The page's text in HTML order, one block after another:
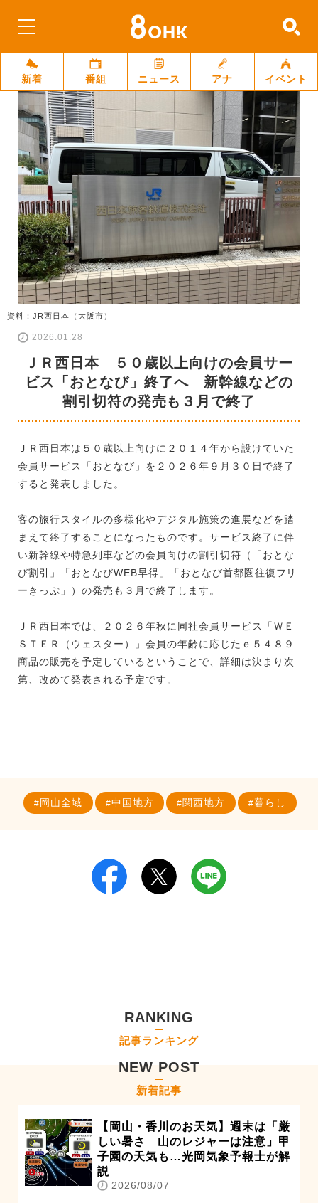
新着 番組 ニュース アナ イベント
資料：JR西日本（大阪市）
2026.01.28
ＪＲ西日本 ５０歳以上向けの会員サー
ビス「おとなび」終了へ 新幹線などの
割引切符の発売も３月で終了
ＪＲ西日本は５０歳以上向けに２０１４年から設けていた
会員サービス「おとなび」を２０２６年９月３０日で終了
すると発表しました。
客の旅行スタイルの多様化やデジタル施策の進展などを踏
まえて終了することになったものです。サービス終了に伴
い新幹線や特急列車などの会員向けの割引切符（「おとな
び割引」「おとなびWEB早得」「おとなび首都圏往復フリ
ーきっぷ」）の発売も３月で終了します。
ＪＲ西日本では、２０２６年秋に同社会員サービス「ＷＥ
ＳＴＥＲ（ウェスター）」会員の年齢に応じたｅ５４８９
商品の販売を予定しているということで、詳細は決まり次
第、改めて発表される予定です。
岡山全域 中国地方 関西地方 暮らし
RANKING
記事ランキング
NEW POST
新着記事
【岡山・香川のお天気】週末は「厳
しい暑さ 山のレジャーは注意」甲
子園の天気も…光岡気象予報士が解
説
2026/08/07